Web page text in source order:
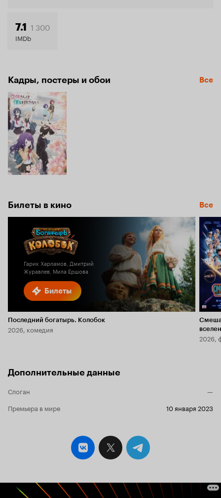
7.1 1 300
IMDb
Кадры, постеры и обои Все
Билеты в кино Все
Билеты
Гарик Харламов, Дмитрий
Журавлев, Мила Ершова
Последний богатырь. Колобок
2026, комедия
2026,
Дополнительные данные
Слоган
—
Премьера в мире
10 января 2023